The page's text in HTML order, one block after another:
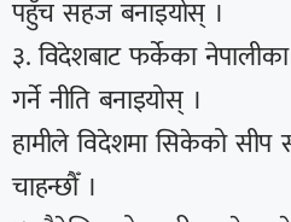
पहुँच सहज बनाइयोस् ।
३. विदेशबाट फर्केका
गर्ने नीति बनाइयोस् ।
हामीले विदेशमा सिकेको सीप
चाहन्छौँ ।